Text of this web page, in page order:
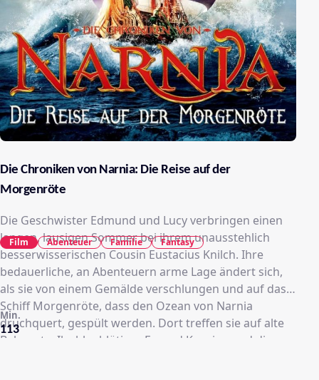
Die Chroniken von Narnia: Die Reise auf der
Morgenröte
Die Geschwister Edmund und Lucy verbringen einen
langen, lausigen Sommer bei ihrem unausstehlich
besserwisserischen Cousin Eustacius Knilch. Ihre
bedauerliche, an Abenteuern arme Lage ändert sich,
als sie von einem Gemälde verschlungen und auf das
Schiff Morgenröte, dass den Ozean von Narnia
druchquert, gespült werden. Dort treffen sie auf alte
Bekannte: Ihr blaublütiger Freund Kaspian und die
113
Min.
Film Abenteuer Familie Fantasy